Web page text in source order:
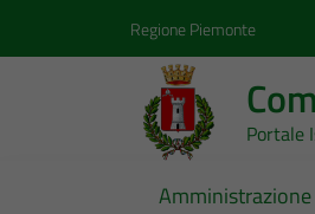
Regione Piemonte
Portale
Amministrazione